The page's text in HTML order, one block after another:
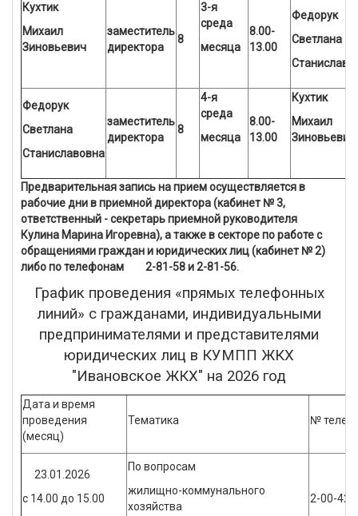
Кухтик
Михаил
Зиновьевич
заместитель
директора
8
3-я
среда
месяца
8.00-
13.00
Федорук
Светлана
Федорук
Светлана
Станиславовна
заместитель
директора
8
4-я
среда
месяца
8.00-
13.00
Кухтик
Михаил
Зиновьевич
Предварительная запись на прием осуществляется в
рабочие дни в приемной директора (кабинет № 3,
ответственный - секретарь приемной руководителя
Кулина Марина Игоревна), а также в секторе по работе с
обращениями граждан и юридических лиц (кабинет № 2)
либо по телефонам 2-81-58 и 2-81-56.
График проведения «прямых телефонных
линий» с гражданами, индивидуальными
предпринимателями и представителями
юридических лиц в КУМПП ЖКХ
"Ивановское ЖКХ" на 2026 год
Дата и время
проведения
(месяц)
Тематика №
23.01.2026
с 14.00 до 15.00
По вопросам
жилищно-коммунального
хозяйства
2-00-42